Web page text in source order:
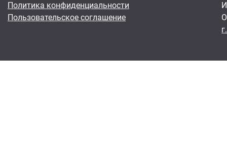
Политика конфиденциальности
Пользовательское соглашение